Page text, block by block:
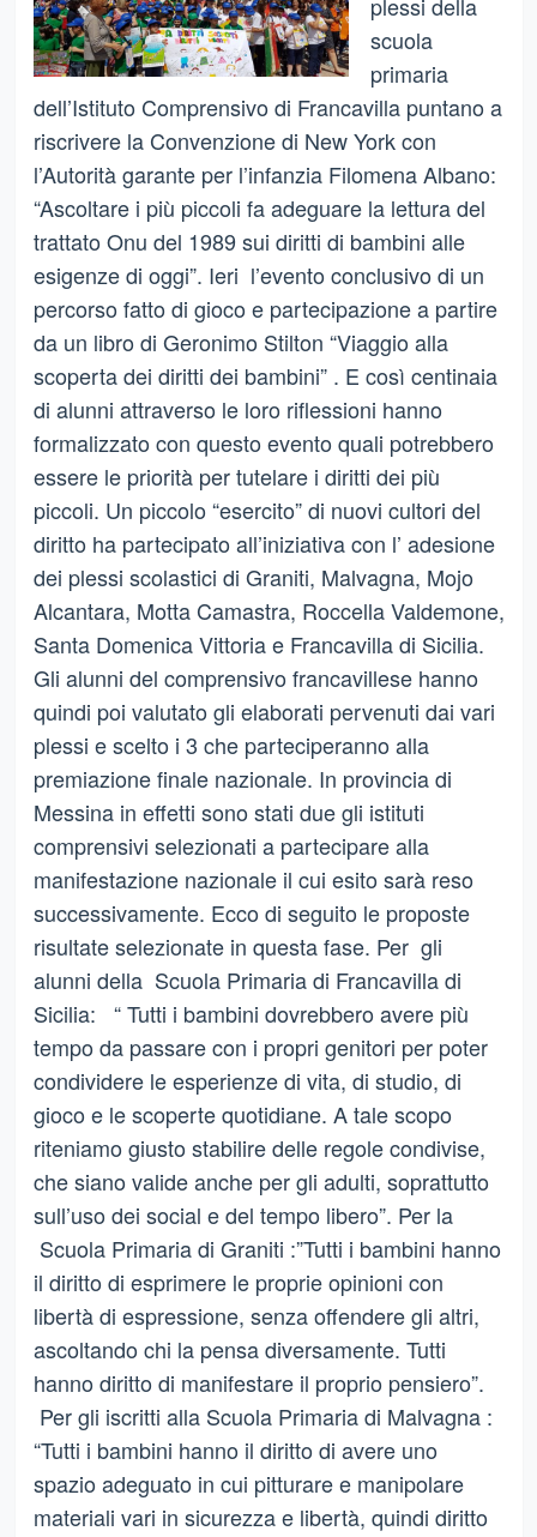
scuola
primaria
dell’Istituto Comprensivo di Francavilla puntano a
riscrivere la Convenzione di New York con
l’Autorità garante per l’infanzia Filomena Albano:
“Ascoltare i più piccoli fa adeguare la lettura del
trattato Onu del 1989 sui diritti di bambini alle
esigenze di oggi”. Ieri l’evento conclusivo di un
percorso fatto di gioco e partecipazione a partire
da un libro di Geronimo Stilton “Viaggio alla
scoperta dei diritti dei bambini” . E così centinaia
di alunni attraverso le loro riflessioni hanno
formalizzato con questo evento quali potrebbero
essere le priorità per tutelare i diritti dei più
piccoli. Un piccolo “esercito” di nuovi cultori del
diritto ha partecipato all’iniziativa con l’ adesione
dei plessi scolastici di Graniti, Malvagna, Mojo
Alcantara, Motta Camastra, Roccella Valdemone,
Santa Domenica Vittoria e Francavilla di Sicilia.
Gli alunni del comprensivo francavillese hanno
quindi poi valutato gli elaborati pervenuti dai vari
plessi e scelto i 3 che parteciperanno alla
premiazione finale nazionale. In provincia di
Messina in effetti sono stati due gli istituti
comprensivi selezionati a partecipare alla
manifestazione nazionale il cui esito sarà reso
successivamente. Ecco di seguito le proposte
risultate selezionate in questa fase. Per gli
alunni della Scuola Primaria di Francavilla di
Sicilia: “ Tutti i bambini dovrebbero avere più
tempo da passare con i propri genitori per poter
condividere le esperienze di vita, di studio, di
gioco e le scoperte quotidiane. A tale scopo
riteniamo giusto stabilire delle regole condivise,
che siano valide anche per gli adulti, soprattutto
sull’uso dei social e del tempo libero”. Per la
Scuola Primaria di Graniti :”Tutti i bambini hanno
il diritto di esprimere le proprie opinioni con
libertà di espressione, senza offendere gli altri,
ascoltando chi la pensa diversamente. Tutti
hanno diritto di manifestare il proprio pensiero”.
Per gli iscritti alla Scuola Primaria di Malvagna :
“Tutti i bambini hanno il diritto di avere uno
spazio adeguato in cui pitturare e manipolare
materiali vari in sicurezza e libertà, quindi diritto